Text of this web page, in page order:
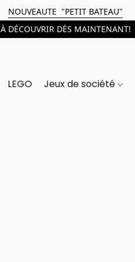
NOUVEAUTE "PETIT BATEAU"
À DÉCOUVRIR DÈS MAINTENANT!
LEGO Jeux de société